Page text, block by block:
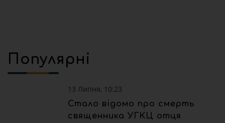
Популярні
13 Липня, 10:23
Стало відомо про смерть
священника УГКЦ отця